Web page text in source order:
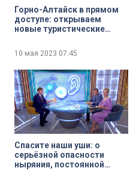
Горно-Алтайск в прямом
доступе: открываем
новые туристические
10 мая 2023 07:45
Спасите наши уши: о
серьёзной опасности
ныряния, постоянной